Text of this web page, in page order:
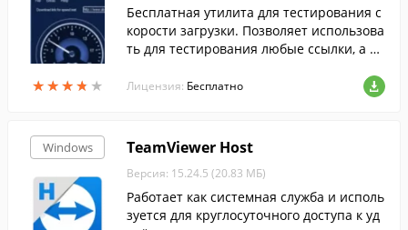
★★★★ ★
★★★★ ★
Бесплатная утилита для тестирования с
корости загрузки. Позволяет использова
ть для тестирования любые ссылки, а та
Лицензия: Бесплатно
Windows TeamViewer Host
Версия: 15.24.5 (20.83 МБ)
Работает как системная служба и исполь
зуется для круглосуточного доступа к уд